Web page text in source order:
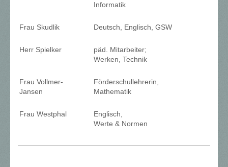
Informatik
Frau Skudlik Deutsch, Englisch, GSW
Herr Spielker
päd. Mitarbeiter;
Werken, Technik
Frau Vollmer-
Jansen
Förderschullehrerin,
Mathematik
Frau Westphal
Englisch,
Werte & Normen